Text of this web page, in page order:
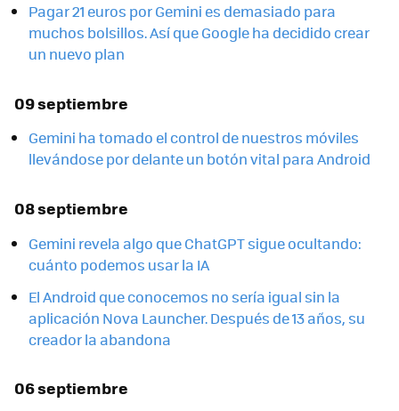
Pagar 21 euros por Gemini es demasiado para
muchos bolsillos. Así que Google ha decidido crear
un nuevo plan
09 septiembre
Gemini ha tomado el control de nuestros móviles
llevándose por delante un botón vital para Android
08 septiembre
Gemini revela algo que ChatGPT sigue ocultando:
cuánto podemos usar la IA
El Android que conocemos no sería igual sin la
aplicación Nova Launcher. Después de 13 años, su
creador la abandona
06 septiembre